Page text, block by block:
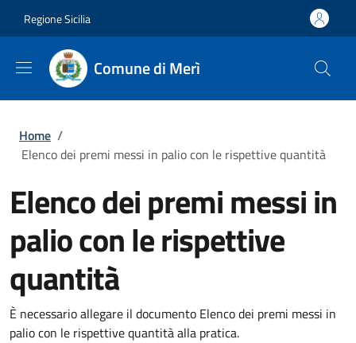
Regione Sicilia
Comune di Merì
Briciole di pane
Home /
Elenco dei premi messi in palio con le rispettive quantità
Elenco dei premi messi in
palio con le rispettive
quantità
È necessario allegare il documento Elenco dei premi messi in
palio con le rispettive quantità alla pratica.